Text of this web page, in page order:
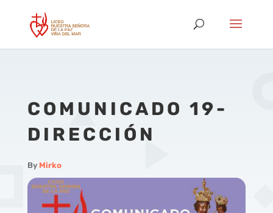
COMUNICADO 19-
DIRECCIÓN
By Mirko